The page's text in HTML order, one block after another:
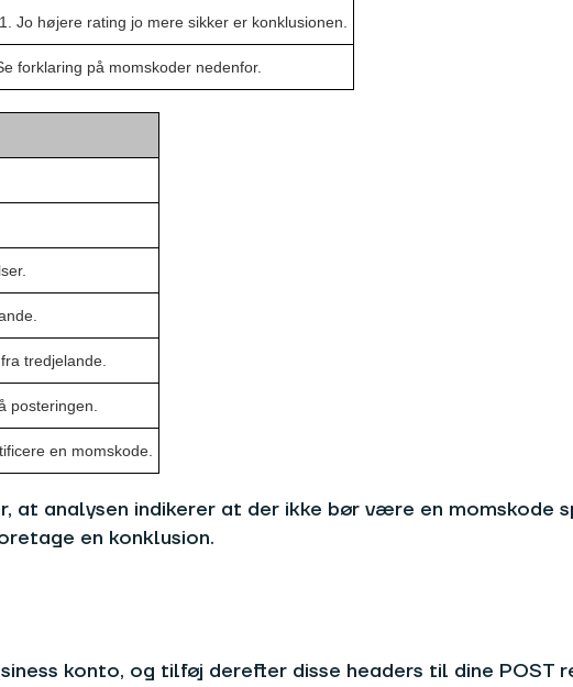
Jo højere rating jo mere sikker er konklusionen.
forklaring på momskoder nedenfor.
tredjelande.
posteringen.
en momskode.
analysen indikerer at der ikke bør være en momskode
en konklusion.
konto, og tilføj derefter disse headers til dine POST